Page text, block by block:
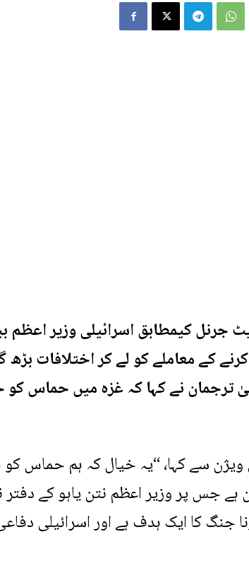
کیمطابق اسرائیلی وزیر اعظم
کے معاملے کو لے کر اختلافات بڑھ
ترجمان نے کہا کہ غزہ میں حماس کو
ویژن سے کہا، “یہ خیال کہ ہم حماس
جس پر وزیر اعظم نتن یاہو کے دفتر
کا ایک ہدف ہے اور اسرائیلی